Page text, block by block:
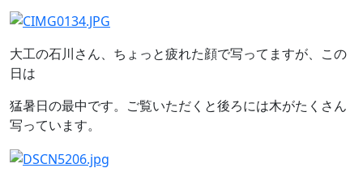
大工の石川さん、ちょっと疲れた顔で写ってますが、この
日は
猛暑日の最中です。ご覧いただくと後ろには木がたくさん
写っています。